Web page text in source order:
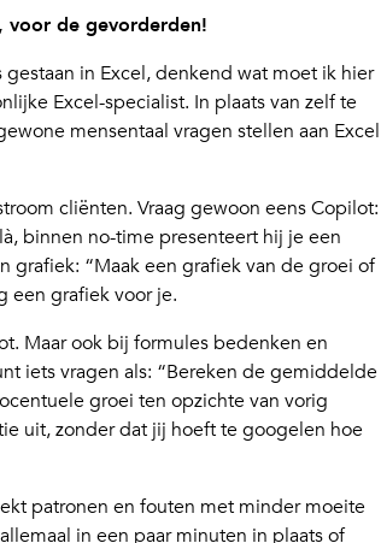
voor de gevorderden!
in Excel, denkend wat moet ik hier
Excel-specialist. In plaats van zelf te
mensentaal vragen stellen aan Excel
cliënten. Vraag gewoon eens Copilot:
binnen no-time presenteert hij je een
grafiek: “Maak een grafiek van de groei of
een grafiek voor je.
Maar ook bij formules bedenken en
iets vragen als: “Bereken de gemiddelde
groei ten opzichte van vorig
uit, zonder dat jij hoeft te googelen hoe
patronen en fouten met minder moeite
in een paar minuten in plaats of